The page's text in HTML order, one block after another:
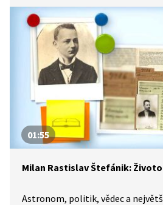
01:55
Milan Rastislav Štefánik:
Astronom, politik, vědec a